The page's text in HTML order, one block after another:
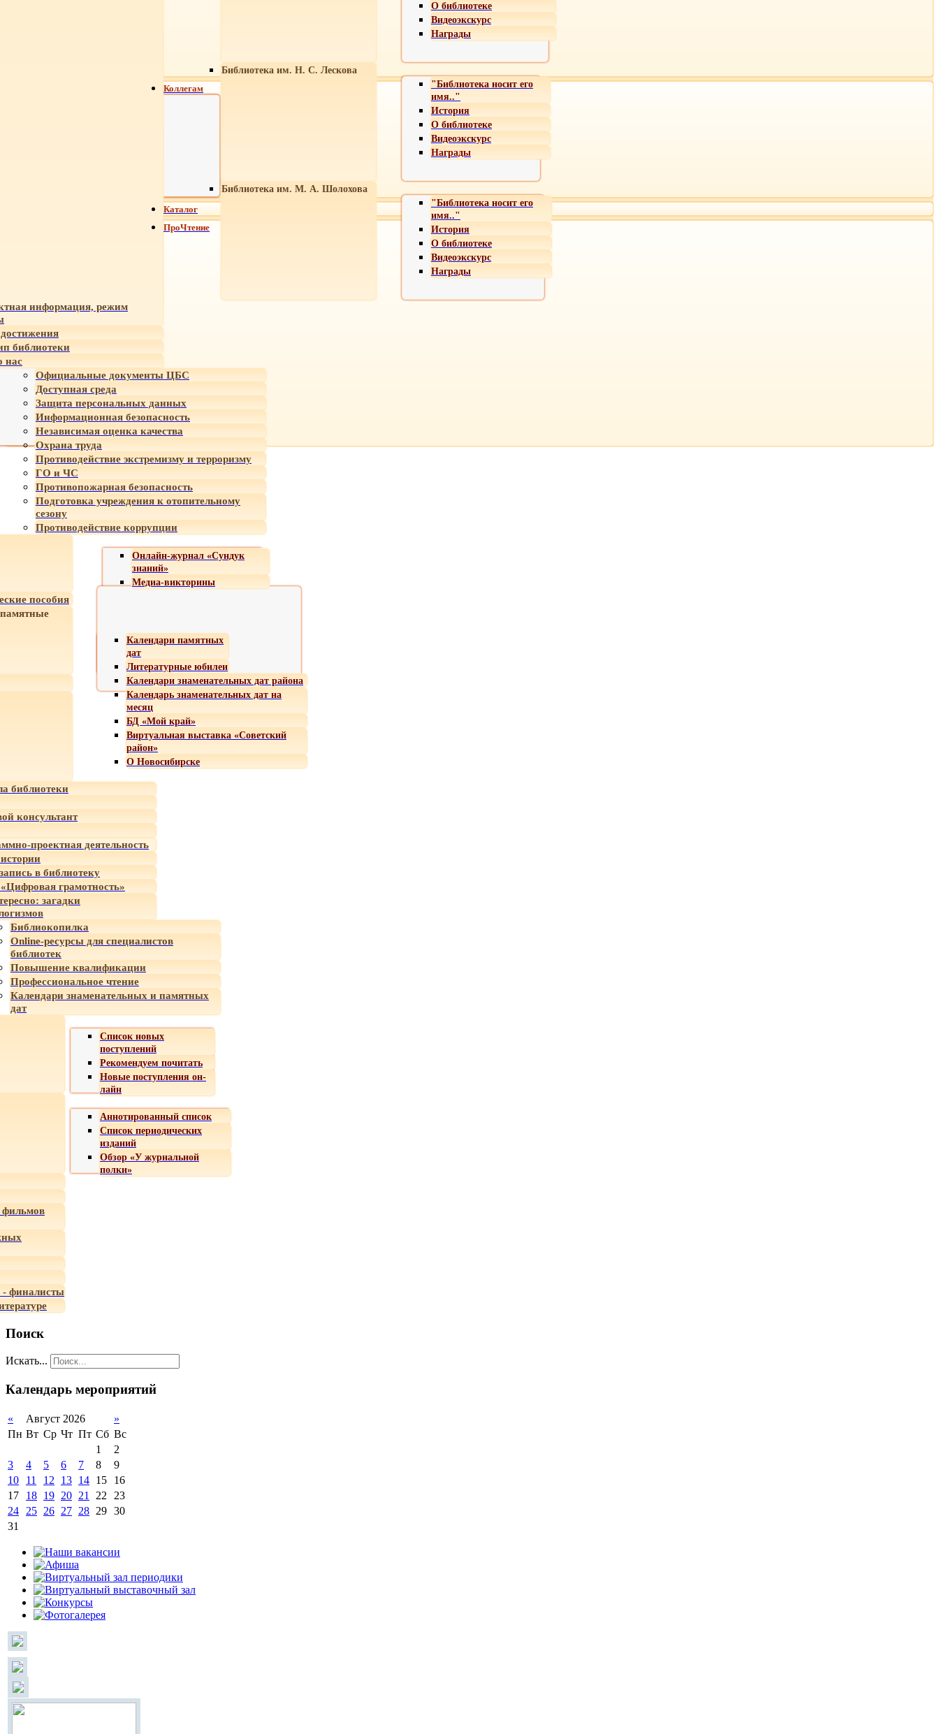
О библиотеке
Видеоэкскурс
Награды
Библиотека им. Н. С. Лескова
"Библиотека носит его
имя.."
История
О библиотеке
Видеоэкскурс
Награды
Библиотека им. М. А. Шолохова
"Библиотека носит его
имя.."
История
О библиотеке
Видеоэкскурс
Награды
информация, режим
библиотеки
нас
Официальные документы ЦБС
Доступная среда
Защита персональных данных
Информационная безопасность
Независимая оценка качества
Охрана труда
Противодействие экстремизму и терроризму
ГО и ЧС
Противопожарная безопасность
Подготовка учреждения к отопительному
сезону
Противодействие коррупции
Онлайн-журнал «Сундук
знаний»
Медиа-викторины
пособия
Календари памятных
дат
Литературные юбилеи
Календари знаменательных дат района
Календарь знаменательных дат на
месяц
БД «Мой край»
Виртуальная выставка «Советский
район»
О Новосибирске
библиотеки
консультант
проектная деятельность
в библиотеку
грамотность»
загадки
Коллегам
Библиокопилка
Online-ресурсы для специалистов
библиотек
Повышение квалификации
Профессиональное чтение
Календари знаменательных и памятных
дат
Каталог
ПроЧтение
Список новых
поступлений
Рекомендуем почитать
Новые поступления он-
лайн
Аннотированный список
Список периодических
изданий
Обзор «У журнальной
полки»
- финалисты
Поиск
Искать...
Календарь мероприятий
« Август 2026
»
Пн Вт Ср Чт Пт Сб Вс
1
2
3
4 5 6 7 8
9
10
11 12 13 14 15
16
17
18 19 20 21 22
23
24
25 26 27 28 29 30
31